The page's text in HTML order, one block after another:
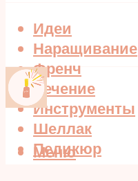
Идеи
Наращивание
Френч
Лечение
Инструменты
Шеллак
Педикюр
Меню